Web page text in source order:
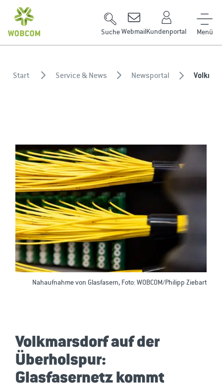
Zum Inhalt springen
SucheWebmailKundenportal
Start Service & News Newsportal
Volkmarsdorf auf der
Überholspur:
Glasfasernetz kommt
Nahaufnahme von Glasfasern, Foto: WOBCOM/Philipp Ziebart